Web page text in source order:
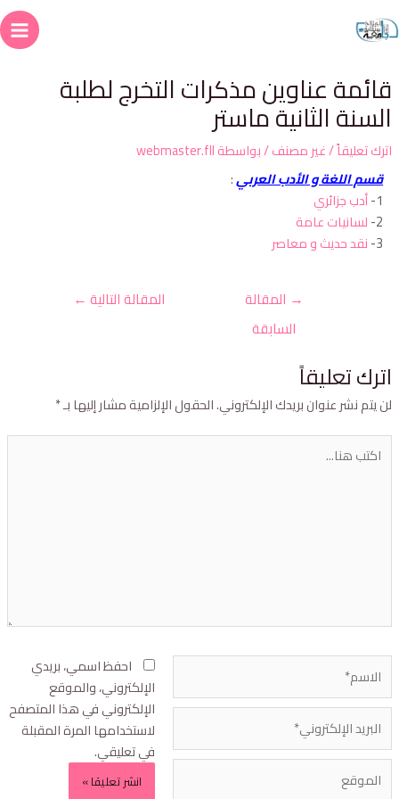
عناوين مذكرات التخرج لطلبة
الثانية ماستر
تعليقاً/غير مصنف/ بواسطةwebmaster.fll
قسم اللغة و الأدب العربي:
أدب جزائري
لسانيات عامة
نقد حديث و معاصر
→المقالة
السابقة
المقالة التالية←
تعليقاً
يتم نشر عنوان بريدك الإلكتروني.الحقول الإلزامية مشار إليها بـ*
احفظ اسمي، بريدي
الإلكتروني، والموقع
الإلكتروني في هذا المتصفح
لاستخدامها المرة المقبلة
في تعليقي.